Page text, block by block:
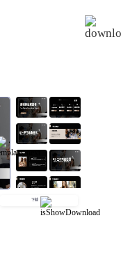
下载